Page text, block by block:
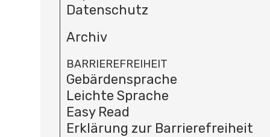
Datenschutz
Archiv
BARRIEREFREIHEIT
Gebärdensprache
Leichte Sprache
Easy Read
Erklärung zur Barrierefreiheit